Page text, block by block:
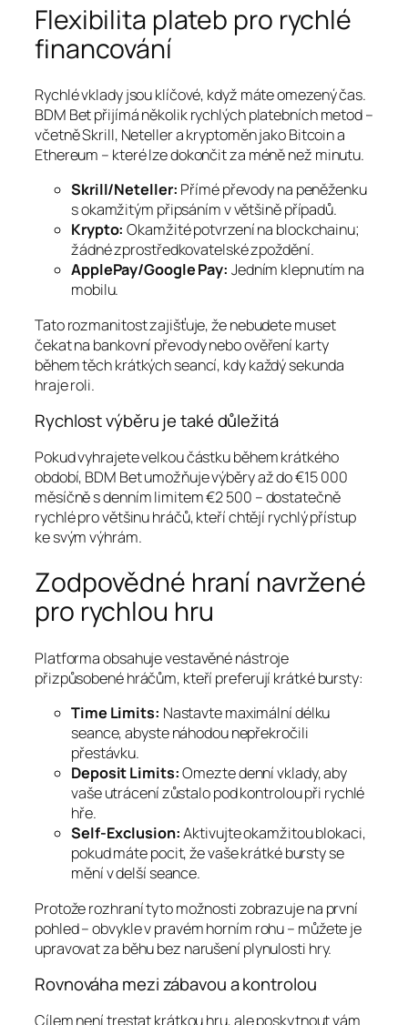
Flexibilita plateb pro rychlé
financování
Rychlé vklady jsou klíčové, když máte omezený čas.
BDM Bet přijímá několik rychlých platebních metod –
včetně Skrill, Neteller a kryptoměn jako Bitcoin a
Ethereum – které lze dokončit za méně než minutu.
Skrill/Neteller: Přímé převody na peněženku
s okamžitým připsáním v většině případů.
Krypto: Okamžité potvrzení na blockchainu;
žádné zprostředkovatelské zpoždění.
ApplePay/Google Pay: Jedním klepnutím na
mobilu.
Tato rozmanitost zajišťuje, že nebudete muset
čekat na bankovní převody nebo ověření karty
během těch krátkých seancí, kdy každý sekunda
hraje roli.
Rychlost výběru je také důležitá
Pokud vyhrajete velkou částku během krátkého
období, BDM Bet umožňuje výběry až do €15 000
měsíčně s denním limitem €2 500 – dostatečně
rychlé pro většinu hráčů, kteří chtějí rychlý přístup
ke svým výhrám.
Zodpovědné hraní navržené
pro rychlou hru
Platforma obsahuje vestavěné nástroje
přizpůsobené hráčům, kteří preferují krátké bursty:
Time Limits: Nastavte maximální délku
seance, abyste náhodou nepřekročili
přestávku.
Deposit Limits:Omezte denní vklady, aby
vaše utrácení zůstalo pod kontrolou při rychlé
hře.
Self‑Exclusion:Aktivujte okamžitou blokaci,
pokud máte pocit, že vaše krátké bursty se
mění v delší seance.
Protože rozhraní tyto možnosti zobrazuje na první
pohled – obvykle v pravém horním rohu – můžete je
upravovat za běhu bez narušení plynulosti hry.
Rovnováha mezi zábavou a kontrolou
Cílem není trestat krátkou hru, ale poskytnout vám